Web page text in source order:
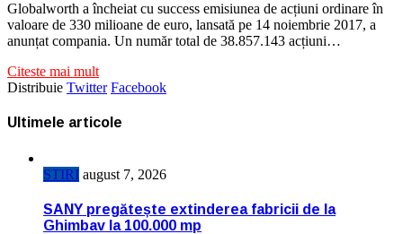
Globalworth a încheiat cu success emisiunea de acțiuni ordinare în
valoare de 330 milioane de euro, lansată pe 14 noiembrie 2017, a
anunțat compania. Un număr total de 38.857.143 acțiuni…
Citeste mai mult
Distribuie Twitter Facebook
Ultimele articole
STIRI august 7, 2026
SANY pregătește extinderea fabricii de la
Ghimbav la 100.000 mp